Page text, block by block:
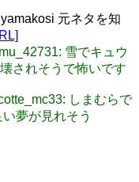
元ネタを知
雪でキュウ
されそうで怖いです
しまむらで
夢が見れそう